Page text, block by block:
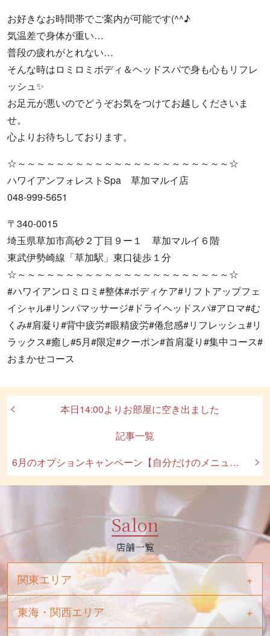
お好きなお時間帯でご案内が可能です(^^♪
気温差で身体が重い…
普段の疲れがとれない…
そんな時はロミロミボディ＆ヘッドスパで身も心もリフレ
ッシュ✨
お足元が悪いのでどうぞお気をつけてお越しくださいま
せ。
心よりお待ちしております。
☆～～～～～～～～～～～～～～～～～～～～～～☆
ハワイアンフォレストSpa 草加マルイ店
048-999-5651
〒340-0015
埼玉県草加市高砂２丁目９ー１ 草加マルイ６階
東武伊勢崎線「草加駅」東口徒歩１分
☆～～～～～～～～～～～～～～～～～～～～～～☆
#ハワイアンロミロミ#整体#ボディケア#リフトアップフェ
イシャル#リンパマッサージ#ドライヘッドスパ#アロマ#む
くみ#肩凝り#背中疲労#眼精疲労#倦怠感#リフレッシュ#リ
ラックス#癒し#5月#限定#クーポン#首肩凝り#集中コース#
おまかせコース
本日14:00よりお部屋に空き出ました
記事一覧
6月のオプションキャンペーン【自分だけのメニューを作ろう！】
Salon
店舗一覧
関東エリア
東海・関西エリア